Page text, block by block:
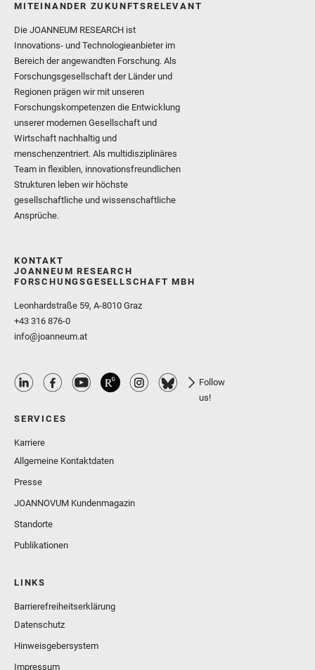
MITEINANDER ZUKUNFTSRELEVANT
Die JOANNEUM RESEARCH ist
Innovations- und Technologieanbieter im
Bereich der angewandten Forschung. Als
Forschungsgesellschaft der Länder und
Regionen prägen wir mit unseren
Forschungskompetenzen die Entwicklung
unserer modernen Gesellschaft und
Wirtschaft nachhaltig und
menschenzentriert. Als multidisziplinäres
Team in flexiblen, innovationsfreundlichen
Strukturen leben wir höchste
gesellschaftliche und wissenschaftliche
Ansprüche.
KONTAKT
JOANNEUM RESEARCH
FORSCHUNGSGESELLSCHAFT MBH
Leonhardstraße 59, A-8010 Graz
+43 316 876-0
info@joanneum.at
Follow
us!
SERVICES
Karriere
Allgemeine Kontaktdaten
Presse
JOANNOVUM Kundenmagazin
Standorte
Publikationen
LINKS
Barrierefreiheitserklärung
Datenschutz
Hinweisgebersystem
Impressum